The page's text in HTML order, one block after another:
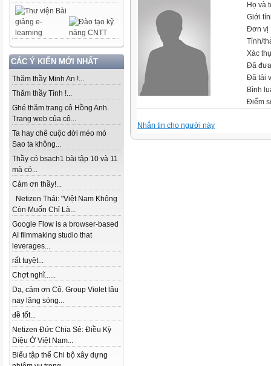
CÁC Ý KIẾN MỚI NHẤT
Thăm thầy Minh An !...
Thăm thầy Tình !...
Ghé thăm trang cô Hồng Anh.
Trang web của cô...
Ta hay chê cuộc đời méo mó
Sao ta không...
Thầy có bsach1 bài tập 10 và 11
mà có...
Cảm ơn thầy!...
Netizen Thái: "Việt Nam Không
Còn Muốn Chỉ Là...
Google Flow is a browser-based
AI filmmaking studio that
leverages...
rất tuyệt...
Chợt nghĩ......
Dạ, cảm ơn Cô. Group Violet lâu
nay lặng sóng...
đề tốt...
Netizen Đức Chia Sẻ: Điều Kỳ
Diệu Ở Việt Nam...
Biểu tập thể Chi bộ xây dựng
Họ và
Giới
Đơn vị
Tỉnh/
Xác
Đã
Đã tải
Bình
Điểm
Nhắn tin cho người này